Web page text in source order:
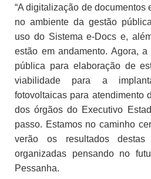
“A digitalização de documentos
no ambiente da gestão
uso do Sistema e-Docs e,
estão em andamento. Agora,
pública para elaboração de
viabilidade para a
fotovoltaicas para atendimento
dos órgãos do Executivo
passo. Estamos no caminho
verão os resultados
organizadas pensando no
Pessanha.